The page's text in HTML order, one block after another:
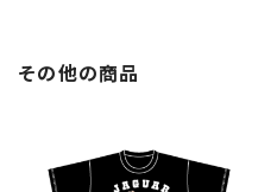
その他の商品